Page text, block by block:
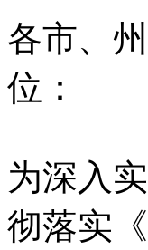
各市、
位：
为深入
彻落实